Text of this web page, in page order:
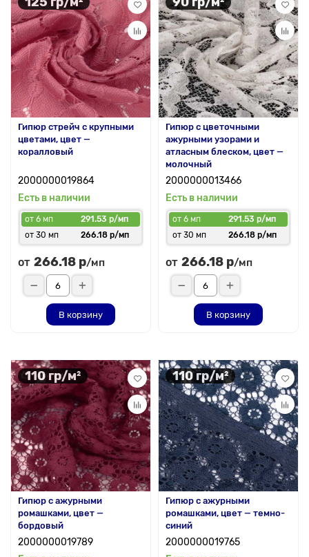
Гипюр стрейч с крупными
цветами, цвет —
коралловый
2000000019864
Есть в наличии
от 6 мп
291.53 р/мп
от 30 мп
266.18 р/мп
от 266.18 р/мп
В корзину
Гипюр с цветочными
ажурными узорами и
атласным блеском, цвет —
молочный
2000000013466
Есть в наличии
от 6 мп
291.53 р/мп
от 30 мп
266.18 р/мп
от 266.18 р/мп
В корзину
110 гр/м²
Гипюр с ажурными
ромашками, цвет —
бордовый
2000000019789
110 гр/м²
Гипюр с ажурными
ромашками, цвет — темно-
синий
2000000019765